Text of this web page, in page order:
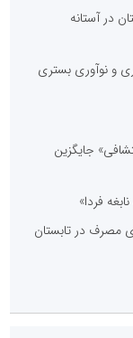
در آستانه
و نوآوری بستری
جایگزین
فردا»
مصرف در تابستان